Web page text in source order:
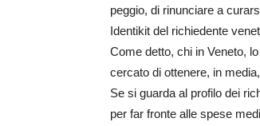
peggio, di rinunciare a
Identikit del richiedente
Come detto, chi in Veneto,
cercato di ottenere, in
Se si guarda al profilo dei
per far fronte alle spese